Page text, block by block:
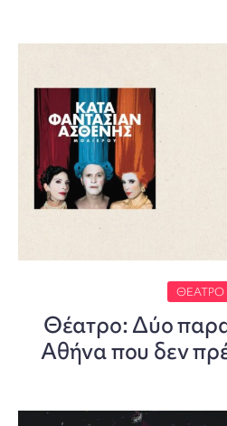
ΘΈΑΤΡΟ
Θέατρο: Δύο
Αθήνα που δεν